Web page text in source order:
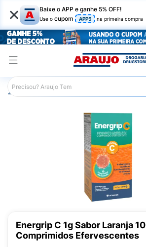
× Baixe o APP e ganhe 5% OFF!
Use o cupom APP5 na primeira compra
Araujo Saúde e Bem Estar
Energrip C 1g Sabor Laranja 10
Comprimidos Efervescentes